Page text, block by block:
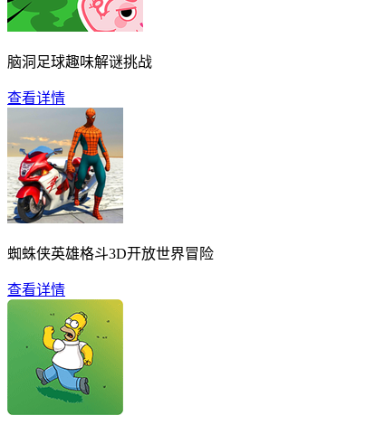
脑洞足球趣味解谜挑战
查看详情
蜘蛛侠英雄格斗3D开放世界冒险
查看详情